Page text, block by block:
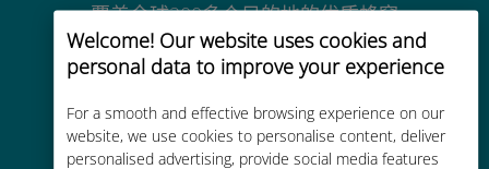
Welcome! Our website uses cookies and
personal data to improve your experience
For a smooth and effective browsing experience on our
website, we use cookies to personalise content, deliver
personalised advertising, provide social media features
覆盖全球200多个目的地的优质蜂窝
网络连接